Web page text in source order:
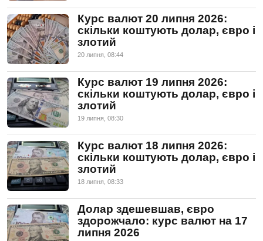
Курс валют 20 липня 2026:
скільки коштують долар, євро і
злотий
20 липня, 08:44
Курс валют 19 липня 2026:
скільки коштують долар, євро і
злотий
19 липня, 08:30
Курс валют 18 липня 2026:
скільки коштують долар, євро і
злотий
18 липня, 08:33
Долар здешевшав, євро
здорожчало: курс валют на 17
липня 2026